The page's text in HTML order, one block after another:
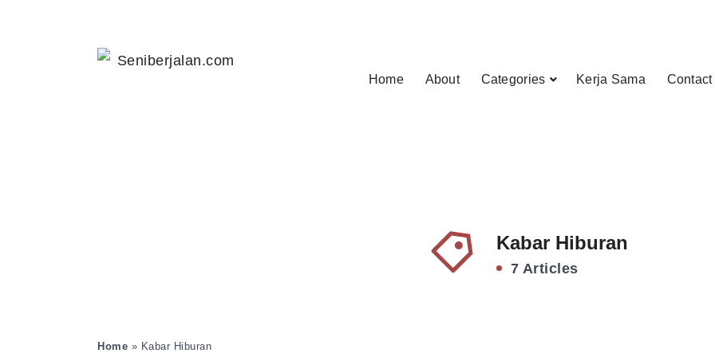
Home About Categories Kerja Sama Contact
Kabar Hiburan
7 Articles
Home » Kabar Hiburan